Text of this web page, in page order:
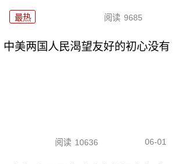
最热 阅读 9685
美两国人民渴望友好的初心没有
阅读 10636 06-01